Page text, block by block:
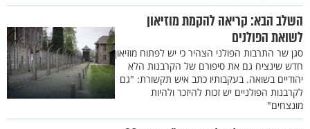
השלב הבא: קריאה להקמת מוזיאון
לשואת הפולנים
סגן שר התרבות הפולני הצהיר כי יש לפתוח מוזיאון
חדש שינציח גם את סיפורם של הקרבנות הלא
יהודיים בשואה. בעקבותיו כתב איש תקשורת: "גם
לקרבנות הפולניים יש זכות להיזכר ולהיות
מונצחים"